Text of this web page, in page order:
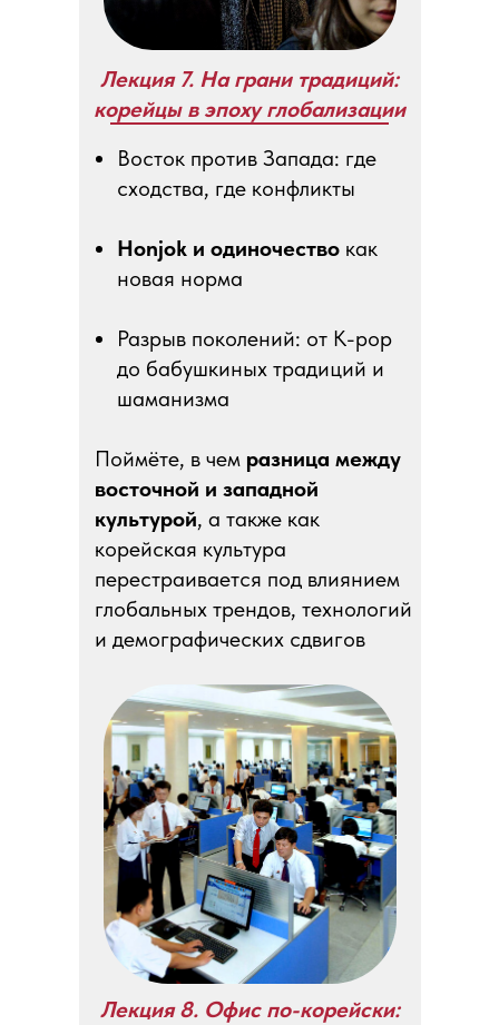
Лекция 7. На грани традиций:
корейцы в эпоху глобализации
Восток против Запада: где
сходства, где конфликты
Honjok и одиночество как
новая норма
Разрыв поколений: от K-pop
до бабушкиных традиций и
шаманизма
Поймёте, в чем разница между
восточной и западной
культурой, а также как
корейская культура
перестраивается под влиянием
глобальных трендов, технологий
и демографических сдвигов
Лекция 8. Офис по-корейски: